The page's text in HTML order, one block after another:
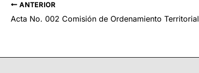
ANTERIOR
Acta No. 002 Comisión de Ordenamiento Territorial